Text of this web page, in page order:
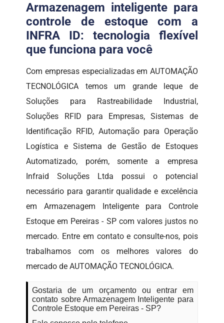
Armazenagem inteligente para
controle de estoque com a
INFRA ID: tecnologia flexível
que funciona para você
Com empresas especializadas em AUTOMAÇÃO
TECNOLÓGICA temos um grande leque de
Soluções para Rastreabilidade Industrial,
Soluções RFID para Empresas, Sistemas de
Identificação RFID, Automação para Operação
Logística e Sistema de Gestão de Estoques
Automatizado, porém, somente a empresa
Infraid Soluções Ltda possui o potencial
necessário para garantir qualidade e excelência
em Armazenagem Inteligente para Controle
Estoque em Pereiras - SP com valores justos no
mercado. Entre em contato e consulte-nos, pois
trabalhamos com os melhores valores do
mercado de AUTOMAÇÃO TECNOLÓGICA.
Gostaria de um orçamento ou entrar em
contato sobre Armazenagem Inteligente para
Controle Estoque em Pereiras - SP?